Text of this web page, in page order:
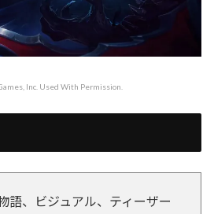
Inc. Used With Permission.
語、ビジュアル、ティーザー